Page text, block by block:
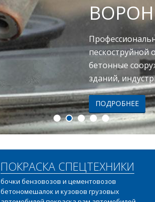
пескоструйной
бетонные
зданий,
ПОДРОБНЕЕ
ПОКРАСКА СПЕЦТЕХНИКИ
бочки бензовозов и цементовозов
бетономешалок и кузовов грузовых